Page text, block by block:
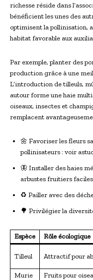
richesse réside dans
bénéficient les unes des
optimisent la pollinisation,
habitat favorable aux
Par exemple, planter des
production grâce à une
L’introduction de tilleuls,
autour forme une haie
oiseaux, insectes et
remplacent
🌼 Favoriser les fleurs
pollinisateurs : voir
🦋 Installer des haies
arbustes fruitiers faciles
♻️ Pailler avec des
🌳 Privilégier la
Espèce Rôle écologique
Tilleul Attractif pour
Murie
Fruits pour